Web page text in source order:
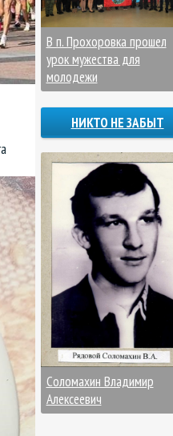
В п. Прохоровка прошел
урок мужества для
молодежи
НИКТО НЕ ЗАБЫТ
Соломахин Владимир
Алексеевич